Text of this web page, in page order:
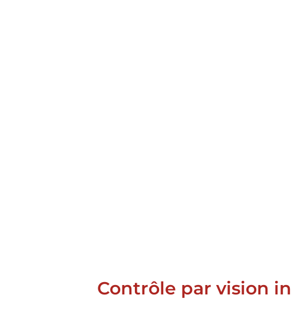
Contrôle par vision